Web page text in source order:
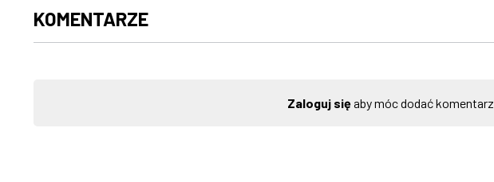
KOMENTARZE
Zaloguj sięaby móc dodać komentarz